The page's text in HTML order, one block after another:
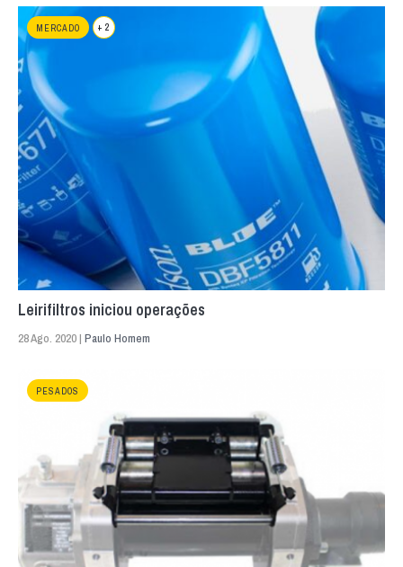
MERCADO + 2
Leirifiltros iniciou operações
28 Ago. 2020 | Paulo Homem
PESADOS